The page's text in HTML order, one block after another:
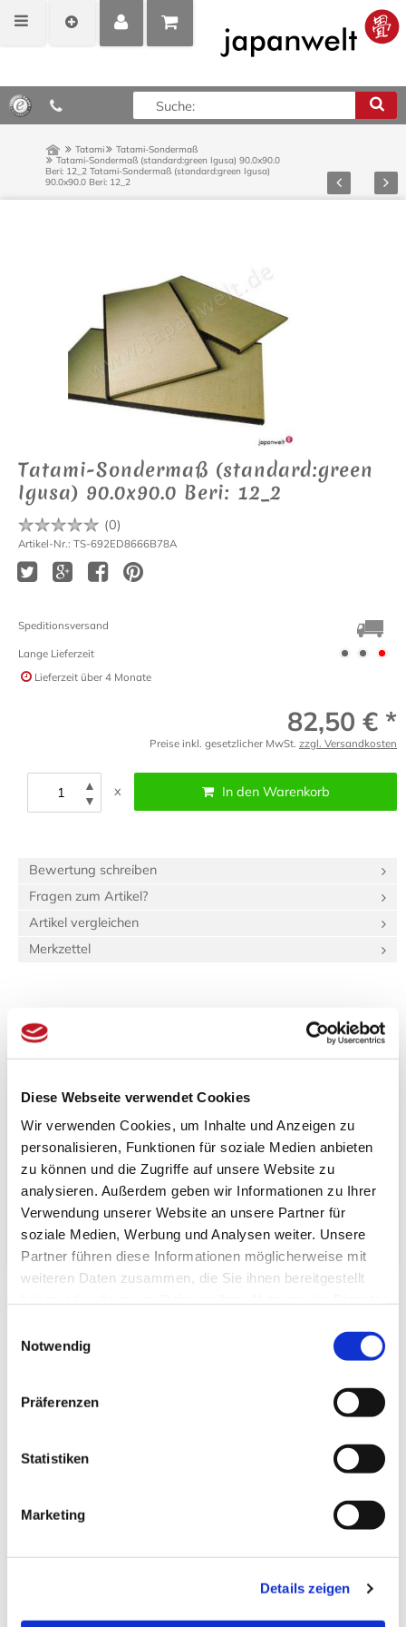
Diese Webseite verwendet Cookies
Wir verwenden Cookies, um Inhalte und Anzeigen zu
personalisieren, Funktionen für soziale Medien anbieten
zu können und die Zugriffe auf unsere Website zu
analysieren. Außerdem geben wir Informationen zu Ihrer
Verwendung unserer Website an unsere Partner für
soziale Medien, Werbung und Analysen weiter. Unsere
Partner führen diese Informationen möglicherweise mit
weiteren Daten zusammen, die Sie ihnen bereitgestellt
Notwendig
Präferenzen
Statistiken
Marketing
Details zeigen
MEIN
POSITIONEN
ANZEIGEN
0,00 €*
Tatami
Tatami-Sondermaß
Tatami-Sondermaß (standard:green Igusa) 90.0x90.0
Beri: 12_2 Tatami-Sondermaß (standard:green Igusa)
90.0x90.0 Beri: 12_2
Zurück Vor
Tatami-Sondermaß (standard:green
Igusa) 90.0x90.0 Beri: 12_2
(0)
Artikel-Nr.: TS-692ED8666B78A
Speditionsversand
Lange Lieferzeit
Lieferzeit über 4 Monate
82,50 € *
Preise inkl. gesetzlicher MwSt. zzgl. Versandkosten
▲
▼
x In den Warenkorb
Bewertung schreiben
Fragen zum Artikel?
Artikel vergleichen
Merkzettel
Beschreibung
(standard:green Igusa) 90.0x90.0 Beri: 12_2"
Spezifikationen
Länge:
90 cm
Gewicht:
12,15 kg
Verpackungs­volumen:
44,6 dm³
Tatami-Sondermaß